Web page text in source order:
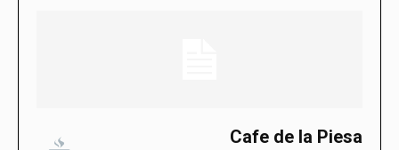
Cafe de la Piesa